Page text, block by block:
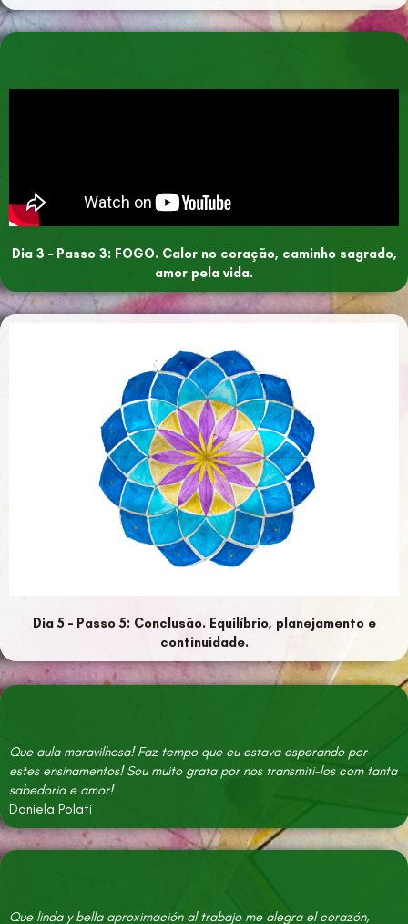
Dia 3 – Passo 3: FOGO. Calor no coração, caminho sagrado,
amor pela vida.
Dia 5 – Passo 5: Conclusão. Equilíbrio, planejamento e
continuidade.
Que aula maravilhosa! Faz tempo que eu estava esperando por
estes ensinamentos! Sou muito grata por nos transmiti-los com tanta
sabedoria e amor!
Daniela Polati
Que linda y bella aproximación al trabajo me alegra el corazón,